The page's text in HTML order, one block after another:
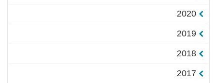
2020
2019
2018
2017